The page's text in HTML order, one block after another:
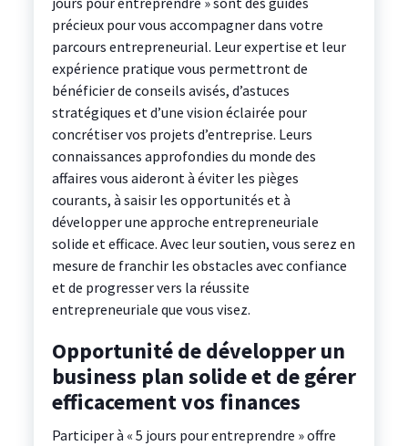
précieux pour vous accompagner dans votre
parcours entrepreneurial. Leur expertise et leur
expérience pratique vous permettront de
bénéficier de conseils avisés, d’astuces
stratégiques et d’une vision éclairée pour
concrétiser vos projets d’entreprise. Leurs
connaissances approfondies du monde des
affaires vous aideront à éviter les pièges
courants, à saisir les opportunités et à
développer une approche entrepreneuriale
solide et efficace. Avec leur soutien, vous serez en
mesure de franchir les obstacles avec confiance
et de progresser vers la réussite
entrepreneuriale que vous visez.
Opportunité de développer un
business plan solide et de gérer
efficacement vos finances
Participer à « 5 jours pour entreprendre » offre